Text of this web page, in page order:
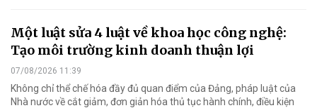
Một luật sửa 4 luật về khoa học công nghệ:
Tạo môi trường kinh doanh thuận lợi
07/08/2026 11:39
Không chỉ thể chế hóa đầy đủ quan điểm của Đảng, pháp luật của
Nhà nước về cắt giảm, đơn giản hóa thủ tục hành chính, điều kiện